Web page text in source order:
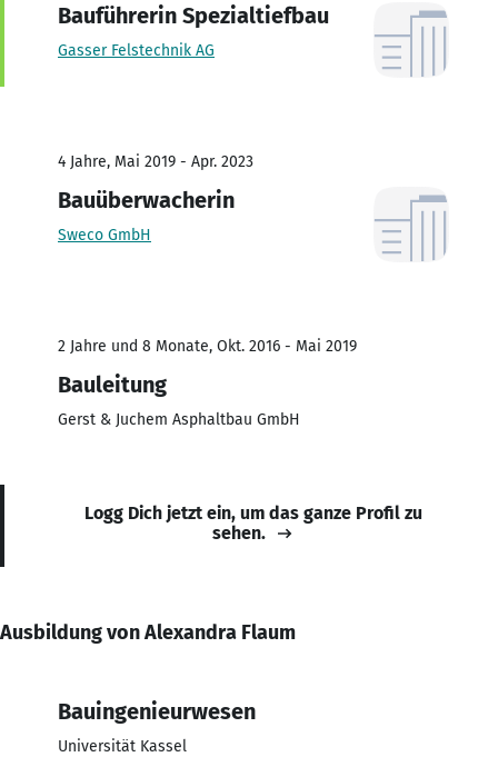
Bauführerin Spezialtiefbau
Gasser Felstechnik AG
4 Jahre, Mai 2019 - Apr. 2023
Bauüberwacherin
Sweco GmbH
2 Jahre und 8 Monate, Okt. 2016 - Mai 2019
Bauleitung
Gerst & Juchem Asphaltbau GmbH
Logg Dich jetzt ein, um das ganze Profil zu
sehen.
Ausbildung von Alexandra Flaum
Bauingenieurwesen
Universität Kassel